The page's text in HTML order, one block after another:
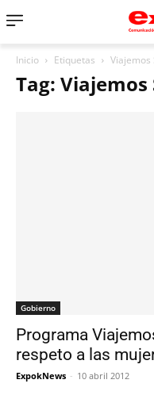
Inicio Etiquetas Viajemos
Tag: Viajemos
Gobierno
Programa
respeto a las
ExpokNews - 10 abril 2012